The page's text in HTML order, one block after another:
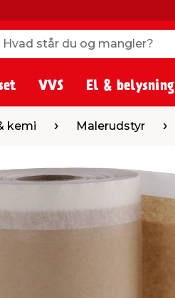
Hvad står du og mangler?
Hvad står du og mangler?
VVS El & belysning
Malerudstyr Afdækning
kemi Malerudstyr